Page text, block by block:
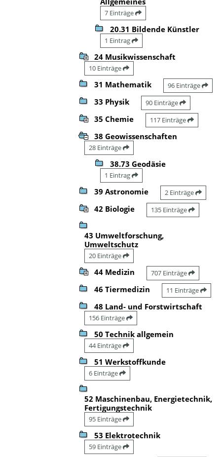
7 Einträge
20.31 Bildende Künstler
1 Eintrag
24 Musikwissenschaft
10 Einträge
31 Mathematik 96 Einträge
33 Physik 90 Einträge
35 Chemie 117 Einträge
38 Geowissenschaften
28 Einträge
38.73 Geodäsie
1 Eintrag
39 Astronomie 2 Einträge
42 Biologie 135 Einträge
43 Umweltforschung,
Umweltschutz
20 Einträge
44 Medizin 707 Einträge
46 Tiermedizin 11 Einträge
48 Land- und Forstwirtschaft
156 Einträge
50 Technik allgemein
44 Einträge
51 Werkstoffkunde
6 Einträge
52 Maschinenbau, Energietechnik,
Fertigungstechnik
95 Einträge
53 Elektrotechnik
59 Einträge